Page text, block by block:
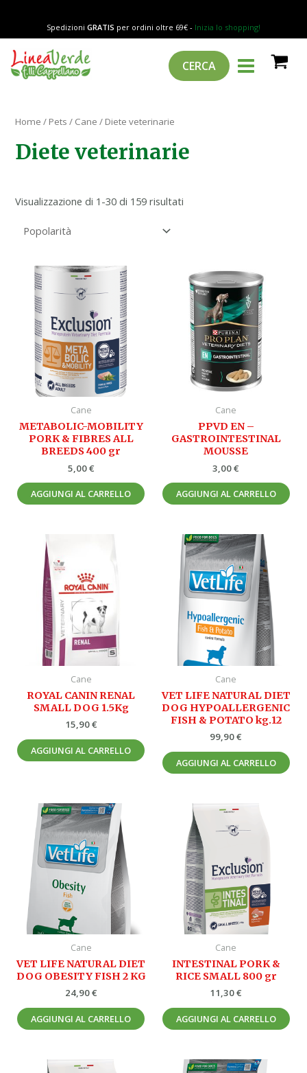
contenuto
Spedizioni GRATIS per ordini oltre 69€ - Inizia lo shopping!
CERCA
MAIN
MENU
Home / Pets / Cane / Diete veterinarie
Diete veterinarie
Visualizzazione di 1-30 di 159 risultati
Cane
METABOLIC-MOBILITY
PORK & FIBRES ALL
BREEDS 400 gr
5,00€
AGGIUNGI AL CARRELLO
Cane
PPVD EN –
GASTROINTESTINAL
MOUSSE
3,00€
AGGIUNGI AL CARRELLO
Cane
ROYAL CANIN RENAL
SMALL DOG 1.5Kg
15,90€
AGGIUNGI AL CARRELLO
Cane
VET LIFE NATURAL DIET
DOG HYPOALLERGENIC
FISH & POTATO kg.12
99,90€
AGGIUNGI AL CARRELLO
Cane
VET LIFE NATURAL DIET
DOG OBESITY FISH 2 KG
24,90€
AGGIUNGI AL CARRELLO
Cane
INTESTINAL PORK &
RICE SMALL 800 gr
11,30€
AGGIUNGI AL CARRELLO